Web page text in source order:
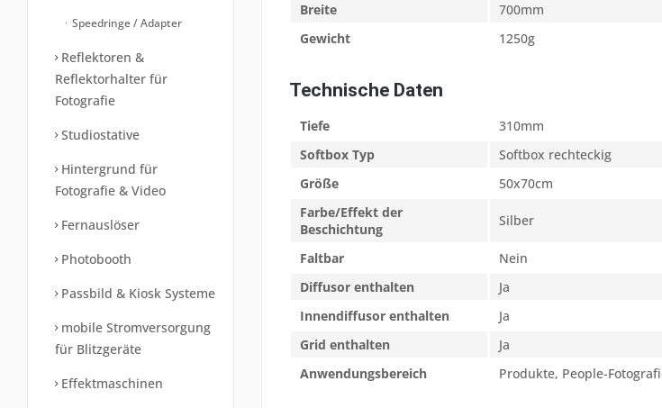
Speedringe / Adapter
Reflektoren &
Reflektorhalter für
Fotografie
Studiostative
Hintergrund für
Fotografie & Video
Fernauslöser
Photobooth
Passbild & Kiosk Systeme
mobile Stromversorgung
für Blitzgeräte
Effektmaschinen
Breite
700mm
Gewicht
1250g
Technische Daten
Tiefe
310mm
Softbox Typ
Softbox rechteckig
Größe
50x70cm
Farbe/Effekt der
Beschichtung
Silber
Faltbar
Nein
Diffusor enthalten
Ja
Innendiffusor enthalten
Ja
Grid enthalten
Ja
Anwendungsbereich
Produkte, People-